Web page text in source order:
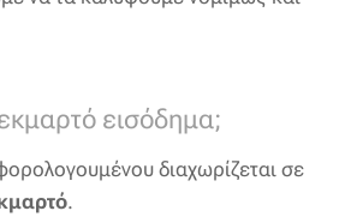
εισόδημα;
διαχωρίζεται σε
.